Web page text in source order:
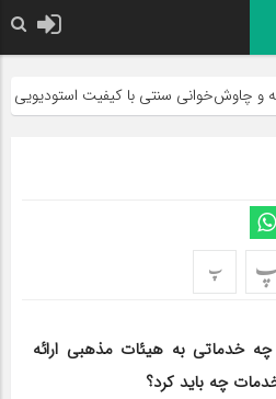
سنتی با کیفیت استودیویی
پ
خدماتی به هیئات مذهبی ارائه
چه باید کرد؟